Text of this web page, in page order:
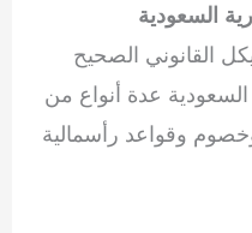
السعودية
القانوني الصحيح
السعودية عدة أنواع من
وقواعد رأسمالية